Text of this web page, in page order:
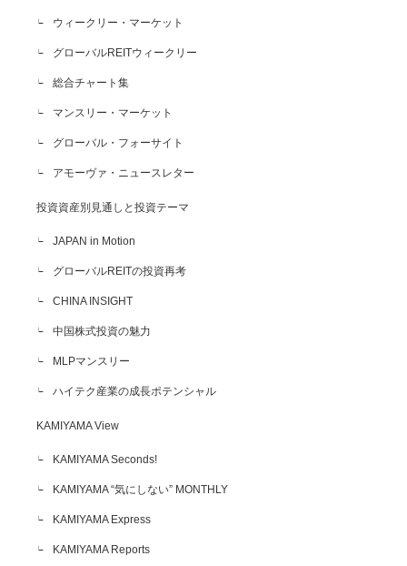
ウィークリー・マーケット
グローバルREITウィークリー
総合チャート集
マンスリー・マーケット
グローバル・フォーサイト
アモーヴァ・ニュースレター
投資資産別見通しと投資テーマ
JAPAN in Motion
グローバルREITの投資再考
CHINA INSIGHT
中国株式投資の魅力
MLPマンスリー
ハイテク産業の成長ポテンシャル
KAMIYAMA View
KAMIYAMA Seconds!
KAMIYAMA “気にしない” MONTHLY
KAMIYAMA Express
KAMIYAMA Reports